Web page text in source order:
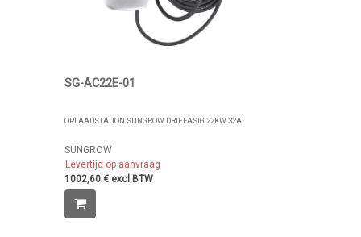
SG-AC22E-01
OPLAADSTATION SUNGROW DRIEFASIG 22KW 32A
SUNGROW
Levertijd op aanvraag
1002,60 € excl.BTW